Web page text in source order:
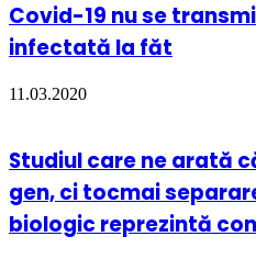
Covid-19 nu se
infectată la făt
11.03.2020
Studiul care ne arată
gen, ci tocmai
biologic reprezintă